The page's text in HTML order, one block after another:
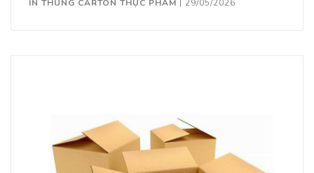
IN THÙNG CARTON THỰC PHẨM | 29/05/2026